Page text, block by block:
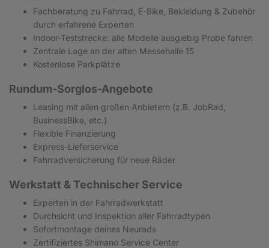
Fachberatung zu Fahrrad, E-Bike, Bekleidung & Zubehör
durch erfahrene Experten
Indoor-Teststrecke: alle Modelle ausgiebig Probe fahren
Zentrale Lage an der alten Messehalle 15
Kostenlose Parkplätze
Rundum-Sorglos-Angebote
Leasing mit allen großen Anbietern (z.B. JobRad,
BusinessBike, etc.)
Flexible Finanzierung
Express-Lieferservice
Fahrradversicherung für neue Räder
Werkstatt & Technischer Service
Experten in der Fahrradwerkstatt
Durchsicht und Inspektion aller Fahrradtypen
Sofortmontage deines Neurads
Zertifiziertes Shimano Service Center